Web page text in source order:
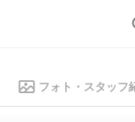
フォト・スタッフ